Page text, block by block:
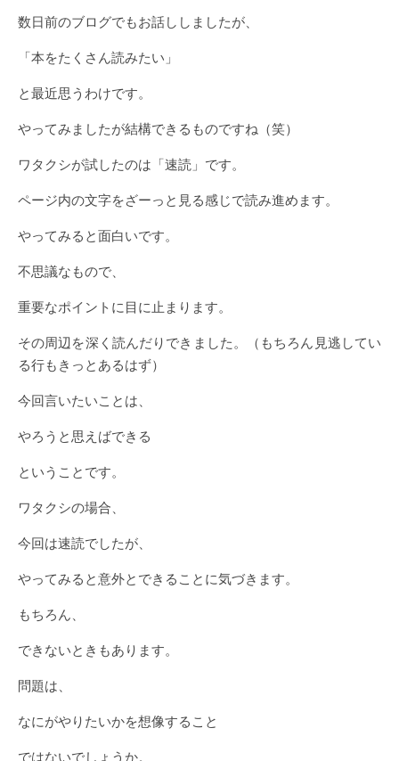
数日前のブログでもお話ししましたが、
「本をたくさん読みたい」
と最近思うわけです。
やってみましたが結構できるものですね（笑）
ワタクシが試したのは「速読」です。
ページ内の文字をざーっと見る感じで読み進めます。
やってみると面白いです。
不思議なもので、
重要なポイントに目に止まります。
その周辺を深く読んだりできました。（もちろん見逃してい
る行もきっとあるはず）
今回言いたいことは、
やろうと思えばできる
ということです。
ワタクシの場合、
今回は速読でしたが、
やってみると意外とできることに気づきます。
もちろん、
できないときもあります。
問題は、
なにがやりたいかを想像すること
ではないでしょうか。